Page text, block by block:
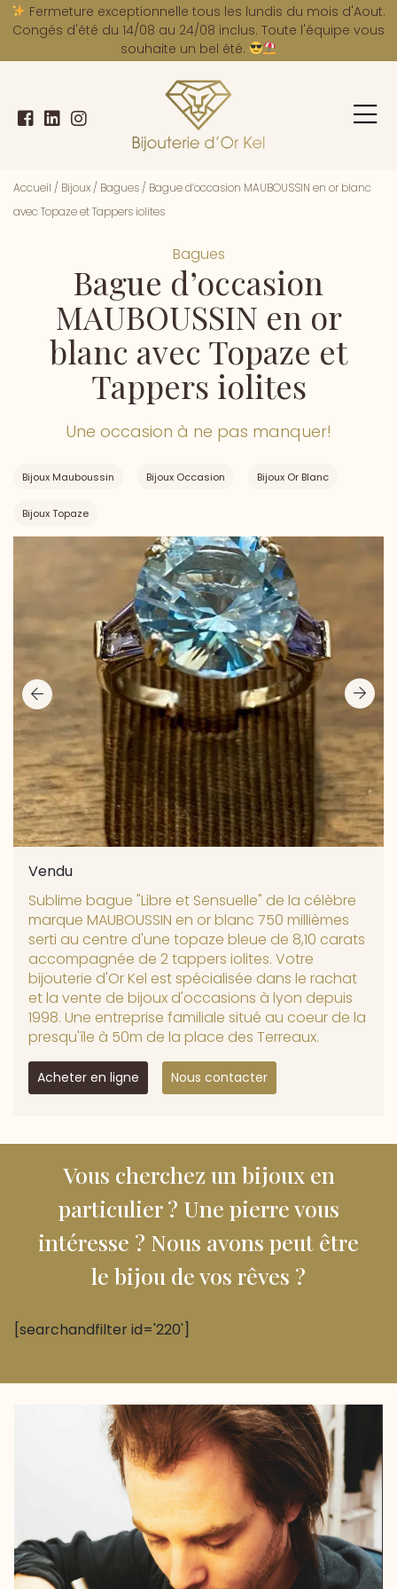
Fermeture exceptionnelle tous les lundis du mois d'Aout.
Congés d'été du 14/08 au 24/08 inclus. Toute l'équipe vous
souhaite un bel été.
Accueil / Bijoux / Bagues / Bague d’occasion MAUBOUSSIN en or blanc
avec Topaze et Tappers iolites
Bagues
Bague d’occasion
MAUBOUSSIN en or
blanc avec Topaze et
Tappers iolites
Une occasion à ne pas manquer!
Bijoux Mauboussin Bijoux Occasion Bijoux Or Blanc
Bijoux Topaze
Vendu
Sublime bague "Libre et Sensuelle" de la célèbre
marque MAUBOUSSIN en or blanc 750 millièmes
serti au centre d'une topaze bleue de 8,10 carats
accompagnée de 2 tappers iolites. Votre
bijouterie d'Or Kel est spécialisée dans le rachat
et la vente de bijoux d'occasions à lyon depuis
1998. Une entreprise familiale situé au coeur de la
presqu'île à 50m de la place des Terreaux.
Acheter en ligne Nous contacter
Vous cherchez un bijoux en
particulier ? Une pierre vous
intéresse ? Nous avons peut être
le bijou de vos rêves ?
[searchandfilter id='220']